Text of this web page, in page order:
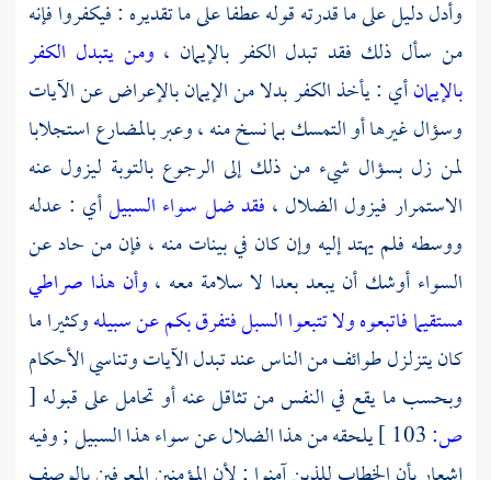
وأدل دليل على ما قدرته قوله عطفا على ما تقديره : فيكفروا فإنه
من سأل ذلك فقد تبدل الكفر بالإيمان ، ومن يتبدل الكفر
بالإيمانأي : يأخذ الكفر بدلا من الإيمان بالإعراض عن الآيات
وسؤال غيرها أو التمسك بما نسخ منه ، وعبر بالمضارع استجلابا
لمن زل بسؤال شيء من ذلك إلى الرجوع بالتوبة ليزول عنه
الاستمرار فيزول الضلال ، فقد ضل سواء السبيلأي : عدله
ووسطه فلم يهتد إليه وإن كان في بينات منه ، فإن من حاد عن
السواء أوشك أن يبعد بعدا لا سلامة معه ، وأن هذا صراطي
مستقيما فاتبعوه ولا تتبعوا السبل فتفرق بكم عن سبيلهوكثيرا ما
كان يتزلزل طوائف من الناس عند تبدل الآيات وتناسي الأحكام
وبحسب ما يقع في النفس من تثاقل عنه أو تحامل على قبوله [
ص:
يلحقه من هذا الضلال عن سواء هذا السبيل ; وفيه